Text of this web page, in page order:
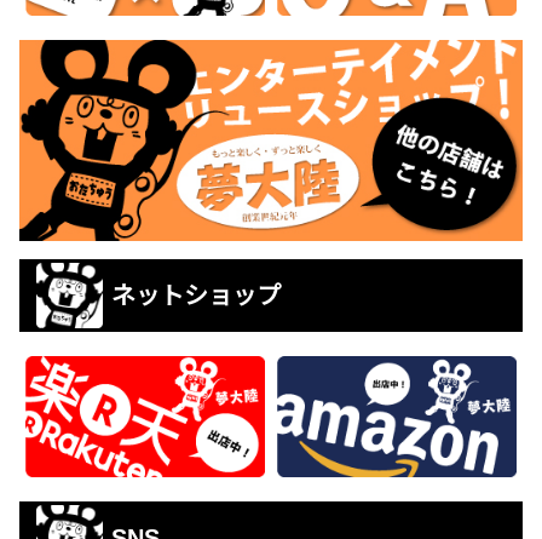
ネットショップ